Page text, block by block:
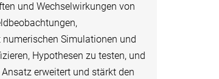
und Wechselwirkungen von
Simulationen und
Hypothesen zu testen, und
erweitert und stärkt den